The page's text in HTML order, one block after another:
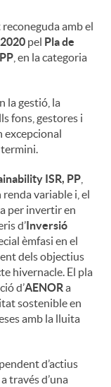
amb el
pel Pla de
, en la categoria
la gestió, la
fons, gestores i
excepcional
termini.
ISR, PP
variable i, el
per invertir en
d’Inversió
èmfasi en el
dels objectius
hivernacle. El pla
d’AENORa
sostenible en
amb la lluita
d’actius
través d’una